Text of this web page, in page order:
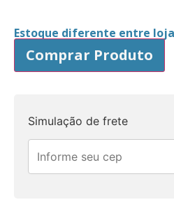
Estoque diferente entre
Comprar Produto
Simulação de frete